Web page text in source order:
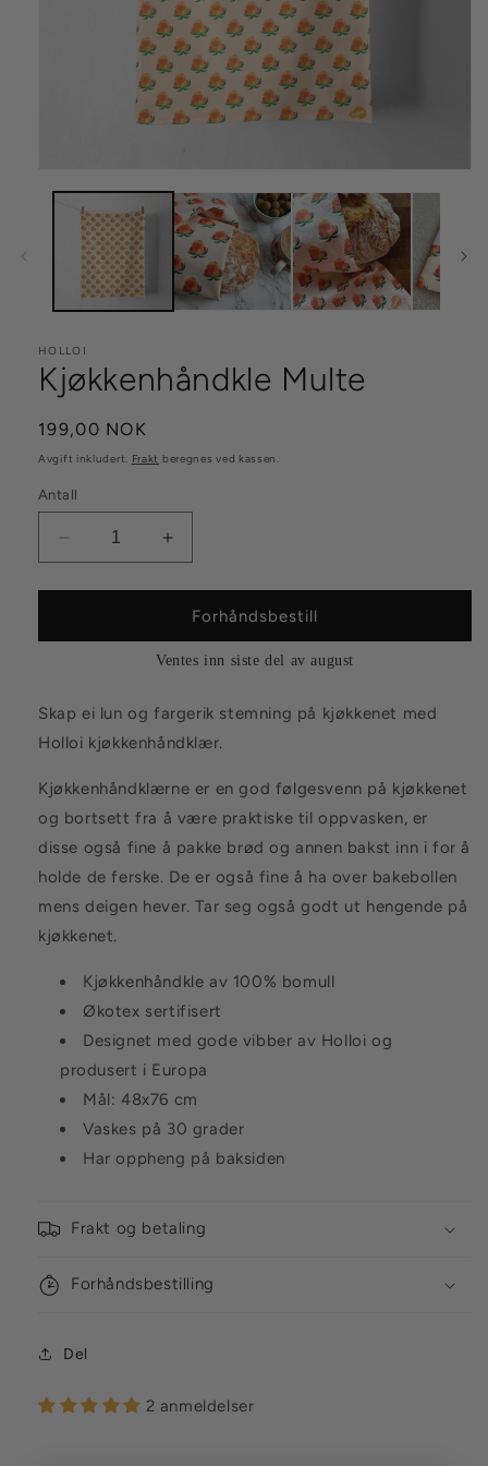
medie
HOLLOI
Kjøkkenhåndkle Multe
Vanlig
pris
199,00 NOK
Avgift inkludert. Frakt beregnes ved kassen.
Antall
antallet
for
Kjøkkenhåndkle
Multe
Øk
antallet
for
Kjøkkenhåndkle
Multe
Forhåndsbestill
Ventes inn siste del av august
Skap ei lun og fargerik stemning på kjøkkenet med
Holloi kjøkkenhåndklær.
Kjøkkenhåndklærne er en god følgesvenn på kjøkkenet
og bortsett fra å være praktiske til oppvasken, er
disse også fine å pakke brød og annen bakst inn i for å
holde de ferske. De er også fine å ha over bakebollen
mens deigen hever. Tar seg også godt ut hengende på
kjøkkenet.
Kjøkkenhåndkle av 100% bomull
Økotex sertifisert
Designet med gode vibber av Holloi og
produsert i Europa
Mål: 48x76 cm
Vaskes på 30 grader
Har oppheng på baksiden
Frakt og betaling
Forhåndsbestilling
Del
2 anmeldelser